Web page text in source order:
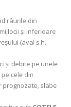
râurile din
și inferioare
(aval s.h.
și debite pe unele
cele din
prognozate, slabe